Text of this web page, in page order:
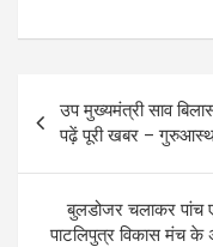
ce
o
o
k
st
o
d
o
n
ail
navigation
उप मुख्यमंत्री साव
पढ़ें पूरी खबर –
बुलडोजर चलाकर पांच
पाटलिपुत्र विकास मंच के